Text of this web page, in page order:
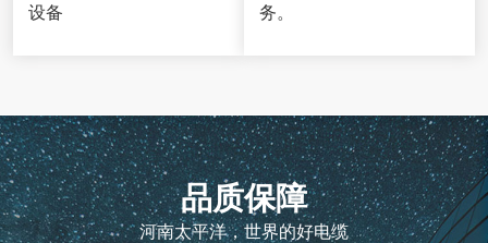
设备
务。
品质保障
河南太平洋，世界的好电缆